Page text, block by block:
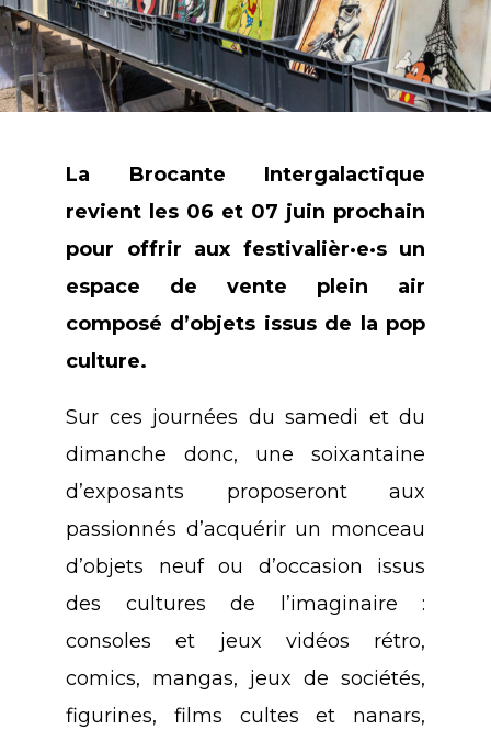
La Brocante Intergalactique
revient les 06 et 07 juin prochain
pour offrir aux festivalièr·e·s un
espace de vente plein air
composé d’objets issus de la pop
culture.
Sur ces journées du samedi et du
dimanche donc, une soixantaine
d’exposants proposeront aux
passionnés d’acquérir un monceau
d’objets neuf ou d’occasion issus
des cultures de l’imaginaire :
consoles et jeux vidéos rétro,
comics, mangas, jeux de sociétés,
figurines, films cultes et nanars,